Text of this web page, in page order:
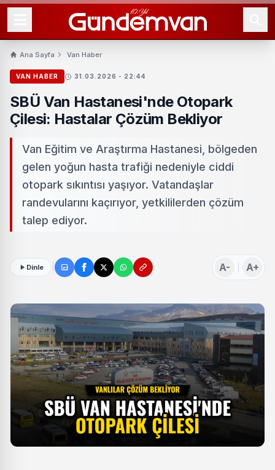
Ana Sayfa Van Haber
VAN HABER 31.03.2026 - 22:44
SBÜ Van Hastanesi'nde Otopark
Çilesi: Hastalar Çözüm Bekliyor
Van Eğitim ve Araştırma Hastanesi, bölgeden
gelen yoğun hasta trafiği nedeniyle ciddi
otopark sıkıntısı yaşıyor. Vatandaşlar
randevularını kaçırıyor, yetkililerden çözüm
talep ediyor.
Dinle A- A+